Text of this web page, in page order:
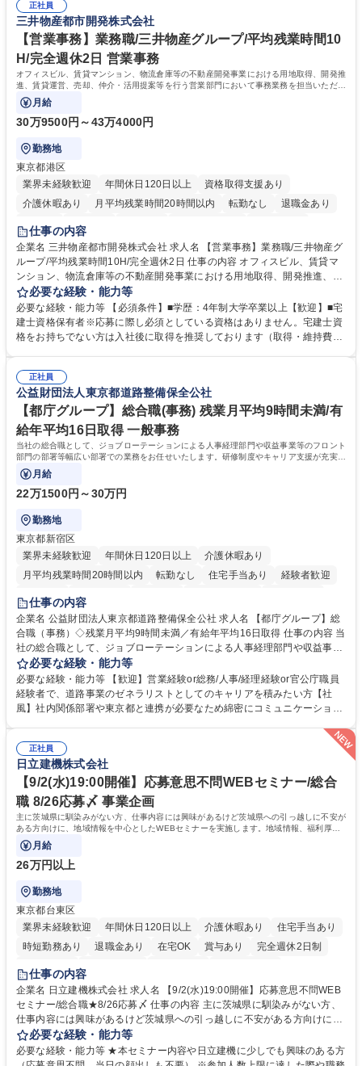
療現場のDX化を推進するやりがいがあります。【業務内容の変更範囲】
当社の指定する業務 募集職種 【カスタマーサクセス】リモートメイン/医
療データ解析システム/完全週休2日
ート体制を構築しています。 【採用背景】導入先が急増しており、専任の
カスタマーサクセス組織を強化するための増員採用です。営業担当からの
丁寧なOJTがあり、医療データ解析の専門知識をキャッチアップできる環
境です。社会貢献性の高い分野で専門性を磨きたい方を歓迎します。 学
歴・資格 学歴：大学院 大学 高専 短大 専修学校 高校 語学力： 資格：
正社員
三井物産都市開発株式会社
【営業事務】業務職/三井物産グループ/平均残業時間10
H/完全週休2日 営業事務
オフィスビル、賃貸マンション、物流倉庫等の不動産開発事業における用地取得、開発推
進、賃貸運営、売却、仲介・活用提案等を行う営業部門において事務業務を担当いただき
ます。
月給
30万9500円～43万4000円
勤務地
東京都港区
業界未経験歓迎
年間休日120日以上
資格取得支援あり
介護休暇あり
月平均残業時間20時間以内 転勤なし
退職金あり
在宅OK
賞与あり
駅近5分以内
土日祝休み 寮・社宅あり
仕事の内容
企業名 三井物産都市開発株式会社 求人名 【営業事務】業務職/三井物産グ
ループ/平均残業時間10H/完全週休2日 仕事の内容 オフィスビル、賃貸マ
ンション、物流倉庫等の不動産開発事業における用地取得、開発推進、賃
貸運営、売却、仲介・活用提案等を行う営業部門において事務業務を担当
いただきます。 【詳細】・契約書管理、契約書製本、捺印対応、ファイリ
ング、登記簿取得、調書取得・支払業務（各種費用支払、支払管理、請
求・支払データ登録、取引先マスター申請対応）・予算作成及び予実管
の他に担当頂く業務が発生する場合があります。 募集職種 【営業事務】
業務職/三井物産グループ/平均残業時間10H/完全週休2日
必要な経験・能力等
必要な経験・能力等 【必須条件】■学歴：4年制大学卒業以上【歓迎】■宅
建士資格保有者※応募に際し必須としている資格はありません。宅建士資
格をお持ちでない方は入社後に取得を推奨しております（取得・維持費用
ション力がある方。 ・チャレンジを厭わず、粘り強く業務に取り組める
方。多様な関係者と謙虚に信頼関係を構築でき、期限を意識したスケジュ
ール管理が出来る方。※将来的に他部署（営業部門、コーポレート部門）
へのジョブローテーションの可能性があります。 学歴・資格 学歴：大学
院 大学 語学力： 資格：宅地建物取引士
正社員
公益財団法人東京都道路整備保全公社
【都庁グループ】総合職(事務) 残業月平均9時間未満/有
給年平均16日取得 一般事務
当社の総合職として、ジョブローテーションによる人事経理部門や収益事業等のフロント
部門の部署等幅広い部署での業務をお任せいたします。研修制度やキャリア支援が充実し
ております！ ※下記業務詳細
月給
22万1500円～30万円
勤務地
東京都新宿区
業界未経験歓迎
年間休日120日以上
介護休暇あり
月平均残業時間20時間以内
転勤なし 住宅手当あり
経験者歓迎
研修あり
退職金あり
駅近5分以内
資格取得手当あり 食事補助あり
仕事の内容
企業名 公益財団法人東京都道路整備保全公社 求人名 【都庁グループ】総
合職（事務）◇残業月平均9時間未満／有給年平均16日取得 仕事の内容 当
社の総合職として、ジョブローテーションによる人事経理部門や収益事業
等のフロント部門の部署等幅広い部署での業務をお任せいたします。研修
制度やキャリア支援が充実しております！ ※下記業務詳細 【業務詳細】■
管理部門：広報、人事、経理など当公社の運営に係る管理業務 ■収益部
門：駐車場の新規開拓、管理運営、新宿駅西口広場の「イベントコーナ
密集地域の特定整備路線の用地取得、道路に関する普及啓発事業、都内の
道路施設や道路工事現場の見学ツアー事業 ※入社後は上記いずれかの部門
へ配属。※業務内容変更の範囲：会社の定める業務 募集職種 【都庁グル
ープ】総合職（事務）◇残業月平均9時間未満／有給年平均16日取得
必要な経験・能力等
必要な経験・能力等 【歓迎】営業経験or総務/人事/経理経験or官公庁職員
経験者で、道路事業のゼネラリストとしてのキャリアを積みたい方【社
風】社内関係部署や東京都と連携が必要なため綿密にコミュニケーション
は、駐車場の管理運営や道路用地の取得、公益財団法人の中枢を担う管理
部門など多岐に渡る業務を経験できます。 ■様々なプロジェクト：駐車場
事業の他、新宿駅西口広場内に設置された照明を兼ねた広告「ブライトサ
イン」の管理運営を行うなど、事業収益を生み出す活動を積極的に行って
います。 学歴・資格 学歴：大学院 大学 高専 短大 専修学校 高校 語学力：
資格：
正社員
日立建機株式会社
【9/2(水)19:00開催】応募意思不問WEBセミナー/総合
職 8/26応募〆 事業企画
主に茨城県に馴染みがない方、仕事内容には興味があるけど茨城県への引っ越しに不安が
ある方向けに、地域情報を中心としたWEBセミナーを実施します。地域情報、福利厚生
情報等をお伝えします。
月給
26万円以上
勤務地
東京都台東区
業界未経験歓迎
年間休日120日以上 介護休暇あり
住宅手当あり
時短勤務あり
退職金あり 在宅OK 賞与あり
完全週休2日制
交通費支給
仕事の内容
企業名 日立建機株式会社 求人名 【9/2(水)19:00開催】応募意思不問WEB
セミナー/総合職★8/26応募〆 仕事の内容 主に茨城県に馴染みがない方、
仕事内容には興味があるけど茨城県への引っ越しに不安がある方向けに、
地域情報を中心としたWEBセミナーを実施します。地域情報、福利厚生情
報等をお伝えします。 【セミナー内容】■地域説明、周辺施設情報を中心
にお伝えし、住宅相場や実際に社員がどの地域に住んでどのような生活を
必要な経験・能力等
必要な経験・能力等 ★本セミナー内容や日立建機に少しでも興味のある方